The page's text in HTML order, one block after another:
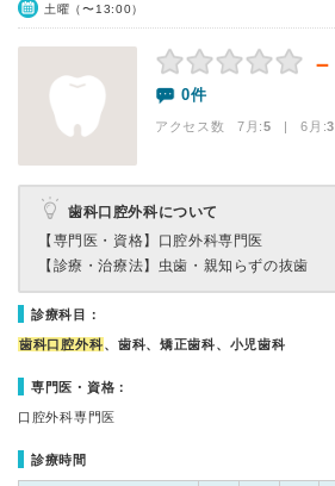
土曜（〜13:00）
－
0件
アクセス数 7月:5 | 6月:3
歯科口腔外科について
【専門医・資格】 口腔外科専門医
【診療・治療法】 虫歯・親知らずの抜歯
診療科目：
歯科口腔外科、歯科、矯正歯科、小児歯科
専門医・資格：
口腔外科専門医
診療時間